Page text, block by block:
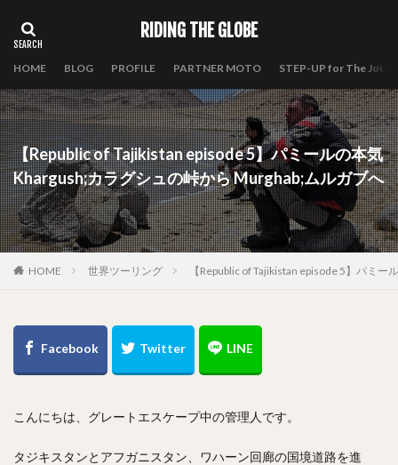
RIDING THE GLOBE
HOME BLOG PROFILE PARTNER MOTO STEP-UP for The
【Republic of Tajikistan episode 5】パミールの本気
Khargush;カラグシュの峠から Murghab;ムルガブへ
HOME 世界ツーリング 【Republic of Tajikistan episode 5】パミ
こんにちは、グレートエスケープ中の管理人です。
タジキスタンとアフガニスタン、ワハーン回廊の国境道路を進